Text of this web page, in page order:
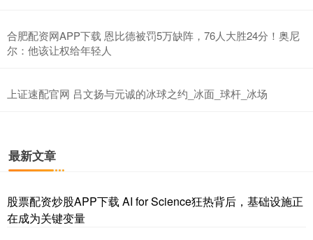
合肥配资网APP下载 恩比德被罚5万缺阵，76人大胜24分！奥尼
尔：他该让权给年轻人
上证速配官网 吕文扬与元诚的冰球之约_冰面_球杆_冰场
最新文章
股票配资炒股APP下载 AI for Science狂热背后，基础设施正
在成为关键变量